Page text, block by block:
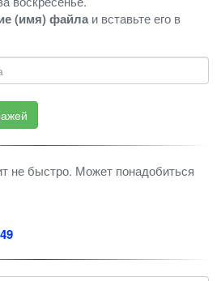
(имя) файла и вставьте его в
не быстро. Может понадобиться